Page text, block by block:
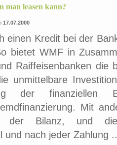
man leasen kann?
17.07.2000
einen Kredit bei der
bietet WMF in
Raiffeisenbanken die
unmittelbare
der finanziellen
Mit
der Bilanz, und die
und nach jeder Zahlung